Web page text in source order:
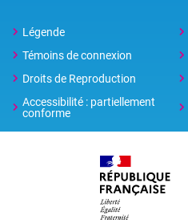
Légende
Témoins de connexion
Droits de Reproduction
Accessibilité : partiellement
conforme